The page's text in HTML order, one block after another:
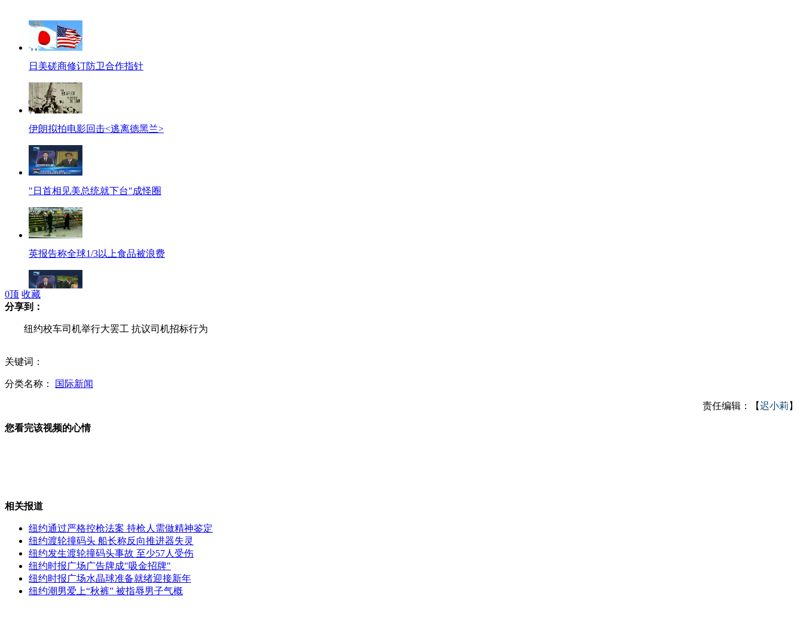
日美磋商修订防卫合作指针
伊朗拟拍电影回击<逃离德黑兰>
"日首相见美总统就下台"成怪圈
英报告称全球1/3以上食品被浪费
行车中忽被砸中 司机满脸鲜血停车
抑郁症药品被扣 航空公司被告
周星驰称提案重点为电影推广
0顶 收藏
分享到：
纽约校车司机举行大罢工 抗议司机招标行为
关键词：
分类名称： 国际新闻
责任编辑：【迟小莉 】
您看完该视频的心情
相关报道
纽约通过严格控枪法案 持枪人需做精神鉴定
纽约渡轮撞码头 船长称反向推进器失灵
纽约发生渡轮撞码头事故 至少57人受伤
纽约时报广场广告牌成"吸金招牌"
纽约时报广场水晶球准备就绪迎接新年
纽约潮男爱上“秋裤” 被指辱男子气概